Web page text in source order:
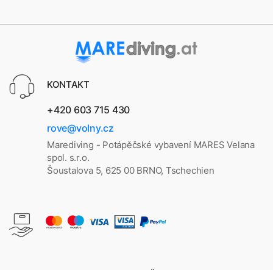
KONTAKT
+420 603 715 430
rove@volny.cz
Marediving - Potápěčské vybavení MARES Velana
spol. s.r.o.
Šoustalova 5, 625 00 BRNO, Tschechien